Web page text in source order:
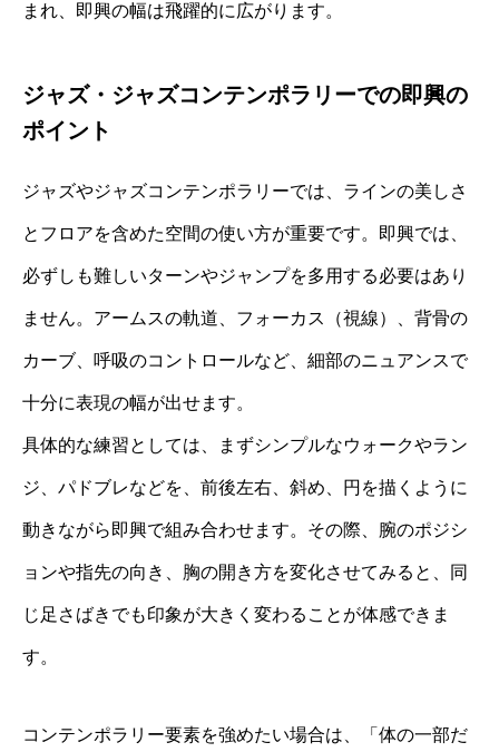
まれ、即興の幅は飛躍的に広がります。
ジャズ・ジャズコンテンポラリーでの即興の
ポイント
ジャズやジャズコンテンポラリーでは、ラインの美しさ
とフロアを含めた空間の使い方が重要です。即興では、
必ずしも難しいターンやジャンプを多用する必要はあり
ません。アームスの軌道、フォーカス（視線）、背骨の
カーブ、呼吸のコントロールなど、細部のニュアンスで
十分に表現の幅が出せます。
具体的な練習としては、まずシンプルなウォークやラン
ジ、パドブレなどを、前後左右、斜め、円を描くように
動きながら即興で組み合わせます。その際、腕のポジシ
ョンや指先の向き、胸の開き方を変化させてみると、同
じ足さばきでも印象が大きく変わることが体感できま
す。
コンテンポラリー要素を強めたい場合は、「体の一部だ